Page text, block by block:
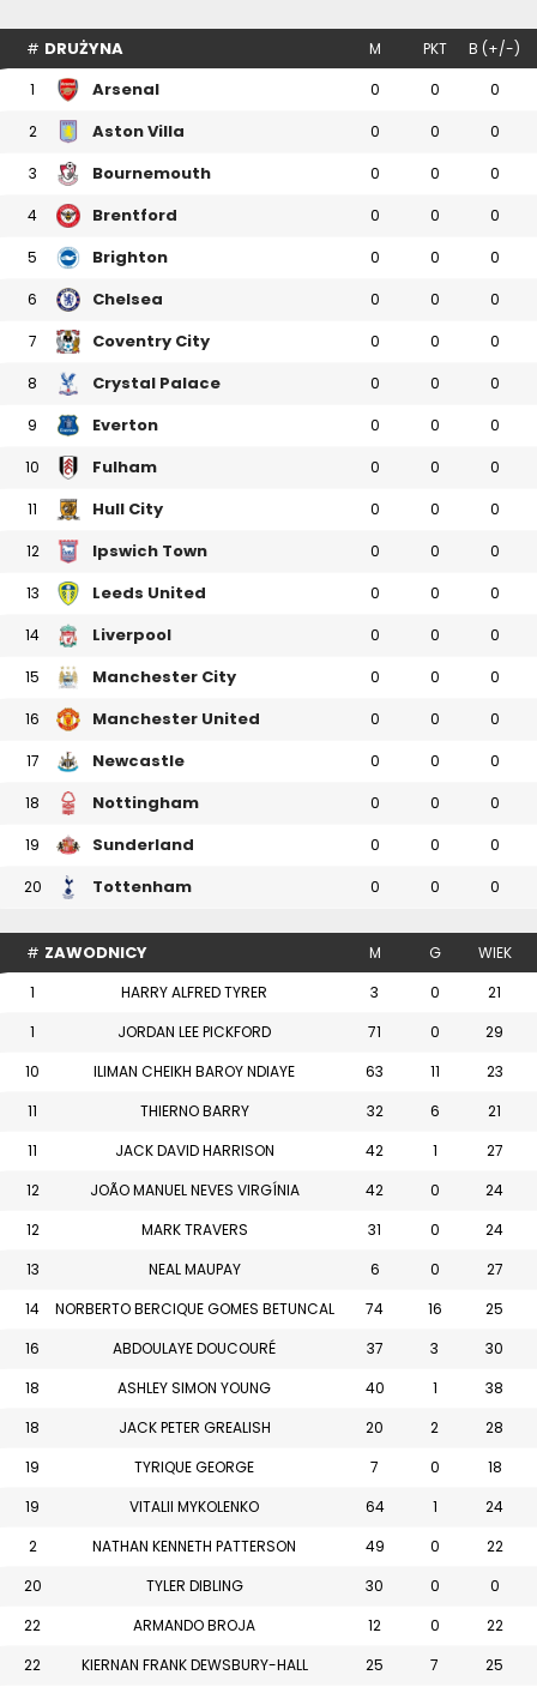
# DRUŻYNA M PKT B (+/-)
1 Arsenal 0 0 0
2 Aston Villa 0 0 0
3 Bournemouth 0 0 0
4 Brentford 0 0 0
5 Brighton 0 0 0
6 Chelsea 0 0 0
7 Coventry City 0 0 0
8 Crystal Palace 0 0 0
9 Everton 0 0 0
10 Fulham 0 0 0
11 Hull City 0 0 0
12 Ipswich Town 0 0 0
13 Leeds United 0 0 0
14 Liverpool 0 0 0
15 Manchester City 0 0 0
16 Manchester United 0 0 0
17 Newcastle 0 0 0
18 Nottingham 0 0 0
19 Sunderland 0 0 0
20 Tottenham 0 0 0
# ZAWODNICY M G
WIEK
1
HARRY ALFRED TYRER 3 0
21
1
JORDAN LEE PICKFORD 71 0
29
10
ILIMAN CHEIKH BAROY NDIAYE 63 11
23
11
THIERNO BARRY 32 6
21
11
JACK DAVID HARRISON 42 1
27
12
JOÃO MANUEL NEVES VIRGÍNIA 42 0
24
12
MARK TRAVERS 31 0
24
13
NEAL MAUPAY 6 0
27
14
NORBERTO BERCIQUE GOMES BETUNCAL 74 16
25
16
ABDOULAYE DOUCOURÉ 37 3
30
18
ASHLEY SIMON YOUNG 40 1
38
18
JACK PETER GREALISH 20 2
28
19
TYRIQUE GEORGE 7 0
18
19
VITALII MYKOLENKO 64 1
24
2
NATHAN KENNETH PATTERSON 49 0
22
20
TYLER DIBLING 30 0
0
22
ARMANDO BROJA 12 0
22
22
KIERNAN FRANK DEWSBURY-HALL 25 7
25